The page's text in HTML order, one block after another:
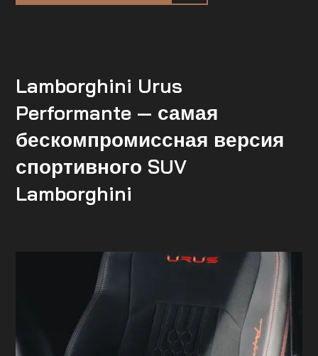
Lamborghini Urus
Performante — самая
бескомпромиссная версия
спортивного SUV
Lamborghini